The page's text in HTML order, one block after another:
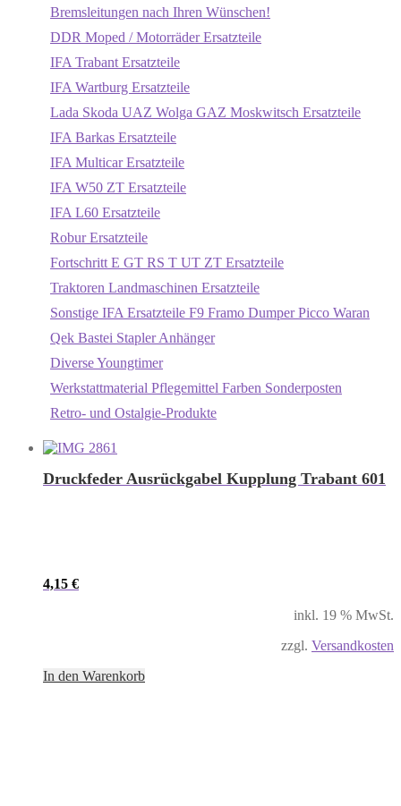
Bremsleitungen nach Ihren Wünschen!
DDR Moped / Motorräder Ersatzteile
IFA Trabant Ersatzteile
IFA Wartburg Ersatzteile
Lada Skoda UAZ Wolga GAZ Moskwitsch Ersatzteile
IFA Barkas Ersatzteile
IFA Multicar Ersatzteile
IFA W50 ZT Ersatzteile
IFA L60 Ersatzteile
Robur Ersatzteile
Fortschritt E GT RS T UT ZT Ersatzteile
Traktoren Landmaschinen Ersatzteile
Sonstige IFA Ersatzteile F9 Framo Dumper Picco Waran
Qek Bastei Stapler Anhänger
Diverse Youngtimer
Werkstattmaterial Pflegemittel Farben Sonderposten
Retro- und Ostalgie-Produkte
Druckfeder Ausrückgabel Kupplung Trabant 601
4,15 €
inkl. 19 % MwSt.
zzgl. Versandkosten
In den Warenkorb